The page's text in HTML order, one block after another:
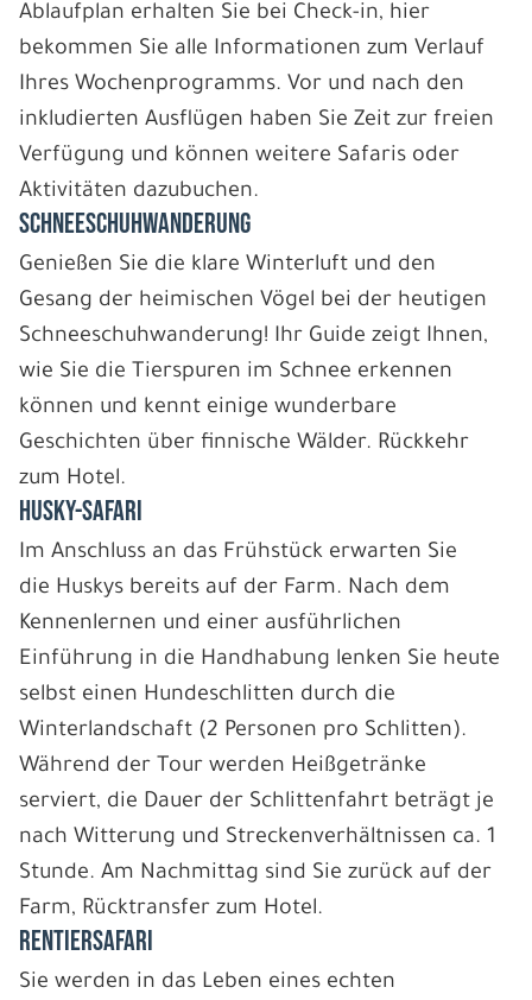
Ablaufplan erhalten Sie bei Check-in, hier
bekommen Sie alle Informationen zum Verlauf
Ihres Wochenprogramms. Vor und nach den
inkludierten Ausflügen haben Sie Zeit zur freien
Verfügung und können weitere Safaris oder
Aktivitäten dazubuchen.
SCHNEESCHUHWANDERUNG
Genießen Sie die klare Winterluft und den
Gesang der heimischen Vögel bei der heutigen
Schneeschuhwanderung! Ihr Guide zeigt Ihnen,
wie Sie die Tierspuren im Schnee erkennen
können und kennt einige wunderbare
Geschichten über finnische Wälder. Rückkehr
zum Hotel.
HUSKY-SAFARI
Im Anschluss an das Frühstück erwarten Sie
die Huskys bereits auf der Farm. Nach dem
Kennenlernen und einer ausführlichen
Einführung in die Handhabung lenken Sie heute
selbst einen Hundeschlitten durch die
Winterlandschaft (2 Personen pro Schlitten).
Während der Tour werden Heißgetränke
serviert, die Dauer der Schlittenfahrt beträgt je
nach Witterung und Streckenverhältnissen ca. 1
Stunde. Am Nachmittag sind Sie zurück auf der
Farm, Rücktransfer zum Hotel.
RENTIERSAFARI
Sie werden in das Leben eines echten